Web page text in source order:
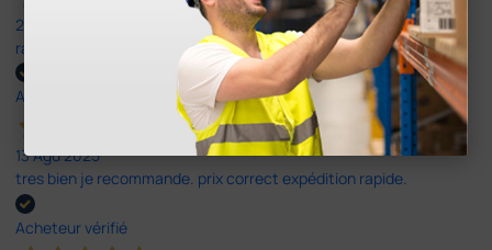
23 Oct 2025
rapide et efficace, la commande comme la livraison.
Acheteur vérifié
13 Agu 2025
tres bien je recommande. prix correct expédition rapide.
Acheteur vérifié